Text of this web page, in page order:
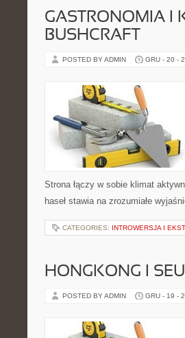
GASTRONOMIA I
BUSHCRAFT
POSTED BY ADMIN GRU - 20 -
Strona łączy w sobie klimat
haseł stawia na zrozumiałe
CATEGORIES: INTROWERSJA I
HONGKONG I
POSTED BY ADMIN GRU - 19 -